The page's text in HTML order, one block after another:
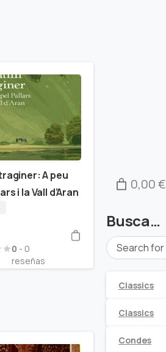
A peu
i la Vall d’Aran
0 - 0
reseñas
0,00 €
Busca…
Classics
Classics
Condes